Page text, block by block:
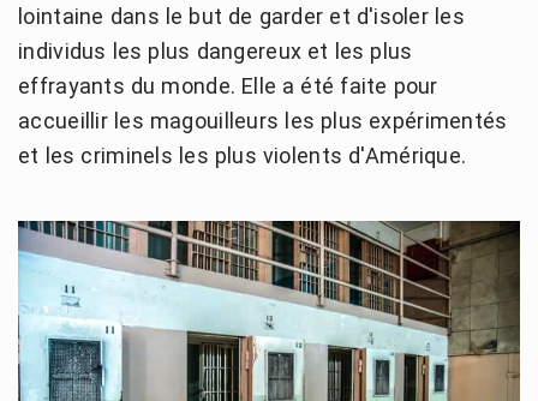
lointaine dans le but de garder et d'isoler les
individus les plus dangereux et les plus
effrayants du monde. Elle a été faite pour
accueillir les magouilleurs les plus expérimentés
et les criminels les plus violents d'Amérique.